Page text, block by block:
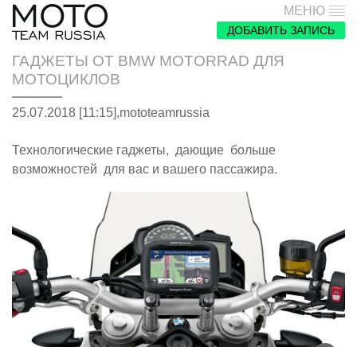
МЕНЮ
ДОБАВИТЬ ЗАПИСЬ
ГАДЖЕТЫ ОТ BMW MOTORRAD ДЛЯ
МОТОЦИКЛОВ
25.07.2018 [11:15],mototeamrussia
Технологические гаджеты, дающие больше
возможностей для вас и вашего пассажира.